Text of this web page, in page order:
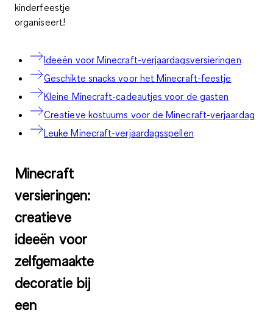
kinderfeestje
organiseert!
Ideeën voor Minecraft-verjaardagsversieringen
Geschikte snacks voor het Minecraft-feestje
Kleine Minecraft-cadeautjes voor de gasten
Creatieve kostuums voor de Minecraft-verjaardag
Leuke Minecraft-verjaardagsspellen
Minecraft
versieringen:
creatieve
ideeën voor
zelfgemaakte
decoratie bij
een